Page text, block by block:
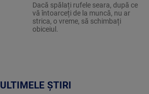
Dacă spălați rufele seara, după ce
vă întoarceți de la muncă, nu ar
strica, o vreme, să schimbați
obiceiul.
ULTIMELE ȘTIRI